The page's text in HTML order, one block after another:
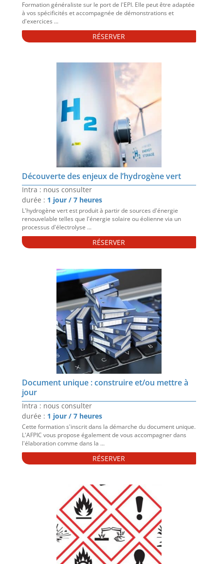
Formation généraliste sur le port de l'EPI. Elle peut être adaptée
à vos spécificités et accompagnée de démonstrations et
d'exercices ...
RÉSERVER
Découverte des enjeux de l’hydrogène vert
Intra : nous consulter
durée : 1 jour / 7 heures
L'hydrogène vert est produit à partir de sources d'énergie
renouvelable telles que l'énergie solaire ou éolienne via un
processus d'électrolyse ...
RÉSERVER
Document unique : construire et/ou mettre à
jour
Intra : nous consulter
durée : 1 jour / 7 heures
Cette formation s'inscrit dans la démarche du document unique.
L'AFPIC vous propose également de vous accompagner dans
l'élaboration comme dans la ...
RÉSERVER